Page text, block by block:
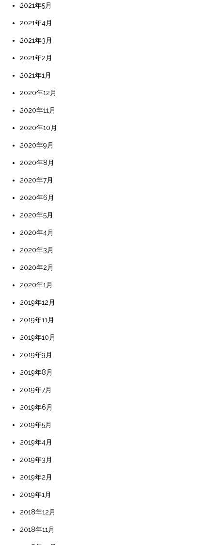
2021年5月
2021年4月
2021年3月
2021年2月
2021年1月
2020年12月
2020年11月
2020年10月
2020年9月
2020年8月
2020年7月
2020年6月
2020年5月
2020年4月
2020年3月
2020年2月
2020年1月
2019年12月
2019年11月
2019年10月
2019年9月
2019年8月
2019年7月
2019年6月
2019年5月
2019年4月
2019年3月
2019年2月
2019年1月
2018年12月
2018年11月